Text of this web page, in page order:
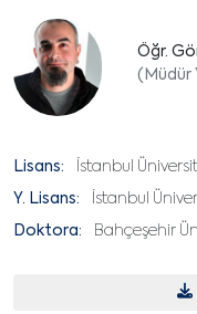
Öğr.
(Müdür
Lisans: İstanbul
Y. Lisans: İstanbul
Doktora: Bahçeşehir